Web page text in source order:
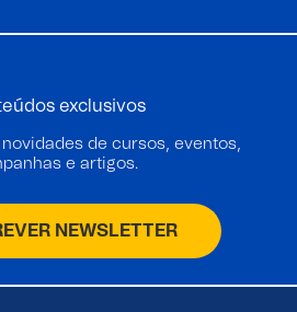
exclusivos
de cursos, eventos,
e artigos.
NEWSLETTER